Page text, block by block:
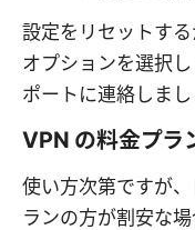
設定をリセットす
オプションを選択
ポートに連絡しまし
VPN の料金プラ
使い方次第ですが
ランの方が割安な